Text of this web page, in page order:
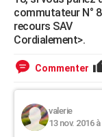
commutateur N°
recours SAV
Cordialement>.
Commenter
valerie
13 nov. 2016 à